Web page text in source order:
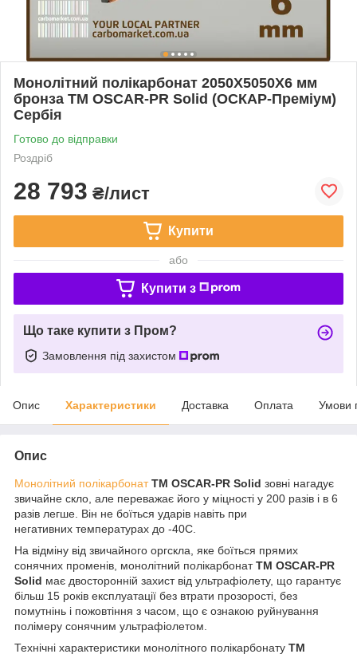
Монолітний полікарбонат 2050Х5050Х6 мм
бронза TM OSCAR-PR Solid (ОСКАР-Преміум)
Сербія
Готово до відправки
Роздріб
28 793 ₴/лист
Купити
або
Купити з
Що таке купити з Пром?
Замовлення під захистом
Опис Характеристики Доставка Оплата Умови
Опис
Монолітний полікарбонат ТМ OSCAR-PR Solid зовні нагадує
звичайне скло, але переважає його у міцності у 200 разів і в 6
разів легше. Він не боїться ударів навіть при
негативних температурах до -40С.
На відміну від звичайного оргскла, яке боїться прямих
сонячних променів, монолітний полікарбонатТМ OSCAR-PR
Solid має двосторонній захист від ультрафіолету, що гарантує
більш 15 років експлуатації без втрати прозорості, без
помутнінь і пожовтіння з часом, що є ознакою руйнування
полімеру сонячним ультрафіолетом.
Технічні характеристики монолітного полікарбонату ТМ